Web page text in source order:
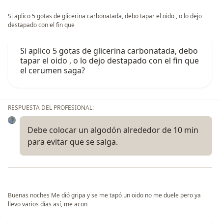
Si aplico 5 gotas de glicerina carbonatada, debo tapar el oido , o lo dejo
destapado con el fin que
Si aplico 5 gotas de glicerina carbonatada, debo
tapar el oido , o lo dejo destapado con el fin que
el cerumen saga?
RESPUESTA DEL PROFESIONAL:
Debe colocar un algodón alrededor de 10 min
para evitar que se salga.
Buenas noches Me dió gripa y se me tapó un oido no me duele pero ya
llevo varios días así, me acon